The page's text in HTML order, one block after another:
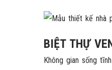
BIỆT THỰ
Không gian sống